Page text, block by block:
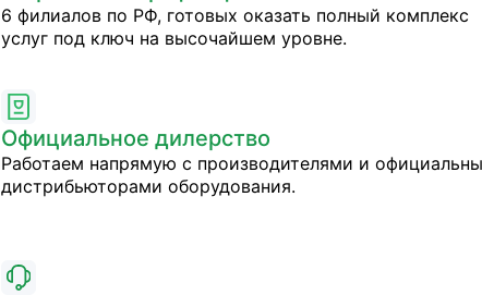
6 филиалов по РФ, готовых оказать полный комплекс
услуг под ключ на высочайшем уровне.
Официальное дилерство
Работаем напрямую с производителями и
дистрибьюторами оборудования.